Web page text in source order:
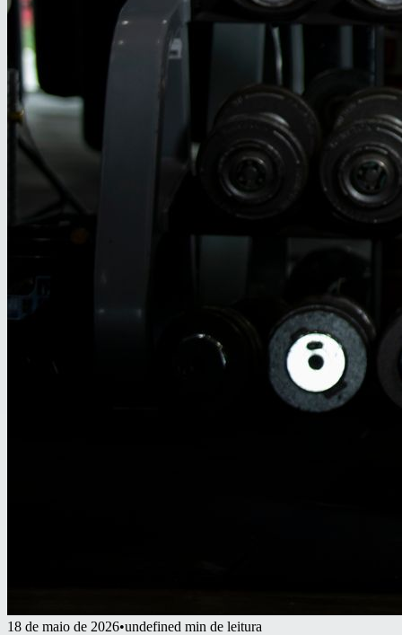
18 de maio de 2026•undefined min de leitura